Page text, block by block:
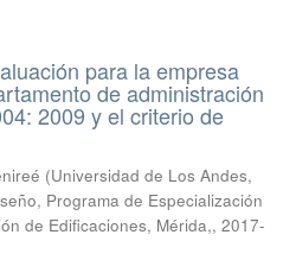
para la empresa
de administración
2009 y el criterio de
(Universidad de Los Andes,
Programa de Especialización
de Edificaciones, Mérida,, 2017-